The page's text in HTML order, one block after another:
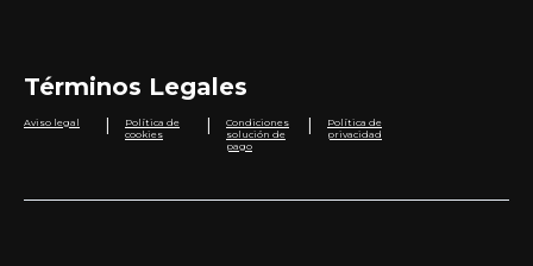
Términos Legales
Aviso legal
Política de
cookies
Condiciones
solución de
pago
Política de
privacidad